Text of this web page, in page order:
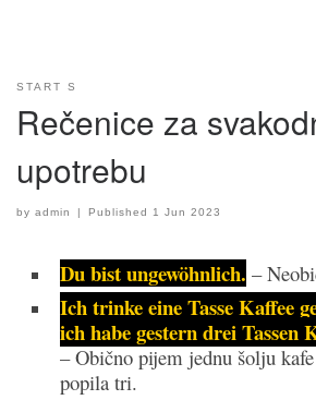
START S
Rečenice za
upotrebu
by admin Published1 Jun 2023
Du bist ungewöhnlich. –
Ich trinke eine Tasse Kaffee
ich habe gestern drei Tassen
– Obično pijem jednu šolju
popila tri.